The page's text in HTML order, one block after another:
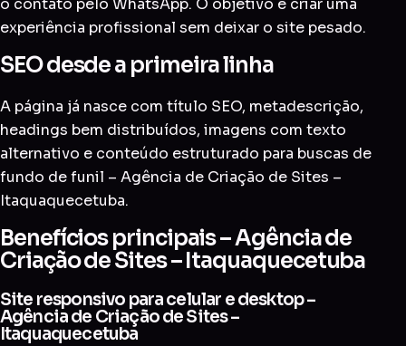
o contato pelo WhatsApp. O objetivo é criar uma
experiência profissional sem deixar o site pesado.
SEO desde a primeira linha
A página já nasce com título SEO, metadescrição,
headings bem distribuídos, imagens com texto
alternativo e conteúdo estruturado para buscas de
fundo de funil – Agência de Criação de Sites –
Itaquaquecetuba.
Benefícios principais – Agência de
Criação de Sites – Itaquaquecetuba
Site responsivo para celular e desktop –
Agência de Criação de Sites –
Itaquaquecetuba